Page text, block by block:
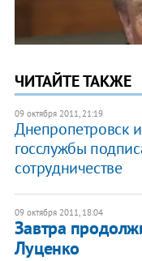
ЧИТАЙТЕ ТАКЖЕ
09 октября 2011, 21:19
Днепропетровск
госслужбы
сотрудничестве
09 октября 2011, 18:04
Завтра
Луценко